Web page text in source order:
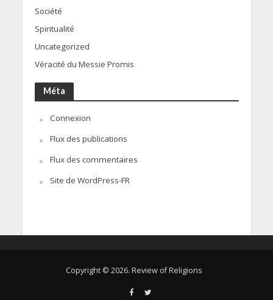
Société
Spiritualité
Uncategorized
Véracité du Messie Promis
Méta
Connexion
Flux des publications
Flux des commentaires
Site de WordPress-FR
Copyright © 2026. Review of Religions